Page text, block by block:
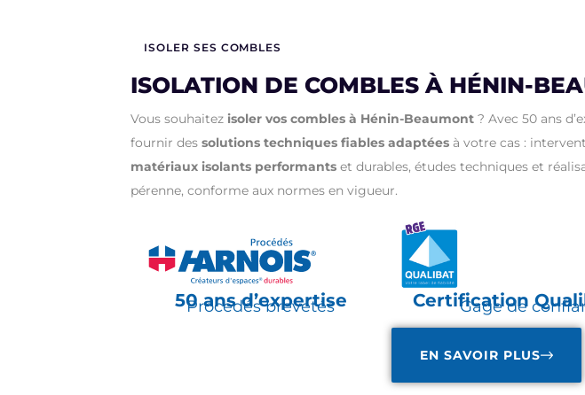
ISOLER SES COMBLES
ISOLATION DE COMBLES À HÉNIN-
Vous souhaitez isoler vos combles à Hénin-Beaumont ? Avec 50 ans
fournir des solutions techniques fiables adaptées à votre cas :
matériaux isolants performants et durables, études techniques et
pérenne, conforme aux normes en vigueur.
50 ans d’expertise
Procédés brevetés Certification
Gage de
EN SAVOIR PLUS